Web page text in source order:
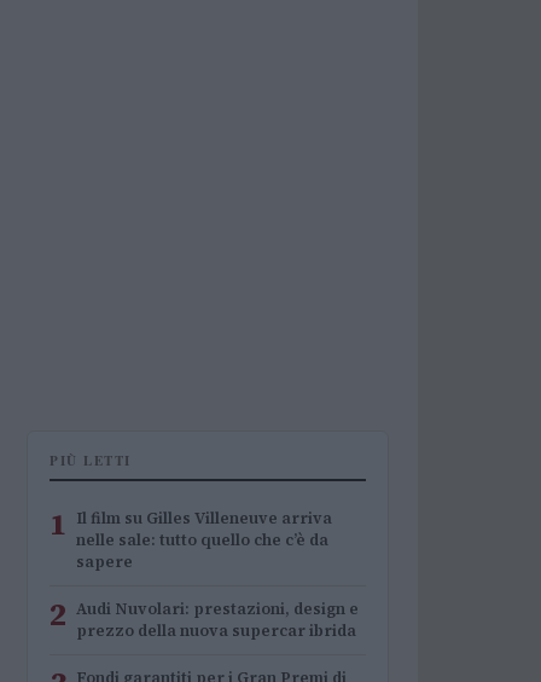
PIÙ LETTI
1 Il film su Gilles Villeneuve arriva
nelle sale: tutto quello che c’è da
sapere
2 Audi Nuvolari: prestazioni, design e
prezzo della nuova supercar ibrida
Fondi garantiti per i Gran Premi di